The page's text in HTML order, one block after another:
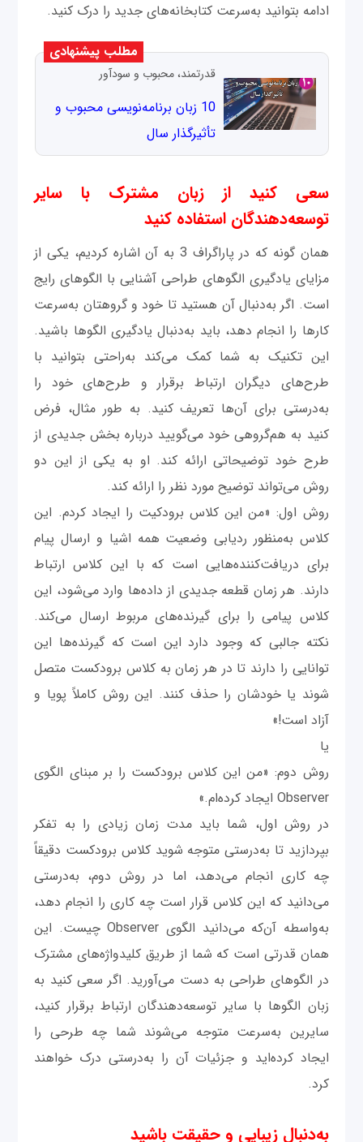
ادامه بتوانید به‌سرعت کتابخانه‌های جدید را درک کنید.
مطلب پیشنهادی
قدرتمند، محبوب و سودآو‌ر
10 زبان برنامه‌نویسی محبوب و
تأثیرگذار سال
سعی کنید از زبان مشترک با سایر
توسعه‌دهندگان استفاده کنید
همان ‌گونه که در پاراگراف 3 به آن اشاره کردیم، یکی از
مزایای یادگیری الگوهای طراحی آشنایی با الگوهای رایج
است. اگر به‌دنبال آن هستید تا خود و گروهتان به‌سرعت
کارها را انجام دهد، باید به‌دنبال یادگیری الگوها باشید.
این تکنیک به شما کمک می‌کند به‌راحتی بتوانید با
طرح‌های دیگران ارتباط برقرار و طرح‌های خود را
به‌درستی برای آن‌ها تعریف کنید. به ‌طور مثال، فرض
کنید به هم‌گروهی خود می‌گویید درباره بخش جدیدی از
طرح خود توضیحاتی ارائه کند. او به یکی از این دو
روش می‌تواند توضیح مورد نظر را ارائه کند.
روش اول: «من این کلاس برودکیت را ایجاد کردم. این
کلاس به‌منظور ردیابی وضعیت همه اشیا و ارسال پیام
برای دریافت‌کننده‌هایی است که با این کلاس ارتباط
دارند. هر زمان قطعه جدیدی از داده‌ها وارد می‌شود، این
کلاس پیامی را برای گیرنده‌های مربوط ارسال می‌کند.
نکته جالبی که وجود دارد این است که گیرنده‌ها این
توانایی را دارند تا در هر زمان به کلاس برودکست متصل
شوند یا خودشان را حذف کنند. این روش کاملاً پویا و
آزاد است!»
یا
روش دوم: «من این کلاس برودکست را بر مبنای الگوی
Observer ایجاد کرده‌ام.»
در روش اول، شما باید مدت زمان زیادی را به تفکر
بپردازید تا به‌درستی متوجه شوید کلاس برودکست دقیقاً
چه کاری انجام می‌دهد، اما در روش دوم، به‌درستی
می‌دانید که این کلاس قرار است چه کاری را انجام دهد،
به‌واسطه آن‌که می‌دانید الگوی Observer چیست. این
همان قدرتی است که شما از طریق کلیدواژه‌های مشترک
در الگوهای طراحی به دست می‌آورید. اگر سعی کنید به
زبان الگو‌ها با سایر توسعه‌دهندگان ارتباط برقرار کنید،
سایرین به‌سرعت متوجه می‌شوند شما چه طرحی را
ایجاد کرده‌اید و جزئیات آن‌ را به‌درستی درک خواهند
کرد.
به‌دنبال زیبایی و حقیقت باشید